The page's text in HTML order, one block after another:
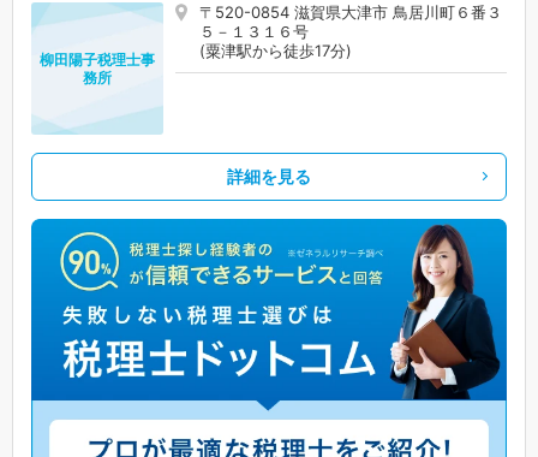
〒520-0854 滋賀県大津市 鳥居川町６番３
５－１３１６号
(粟津駅から徒歩17分)
柳田陽子税理士事
務所
詳細を見る